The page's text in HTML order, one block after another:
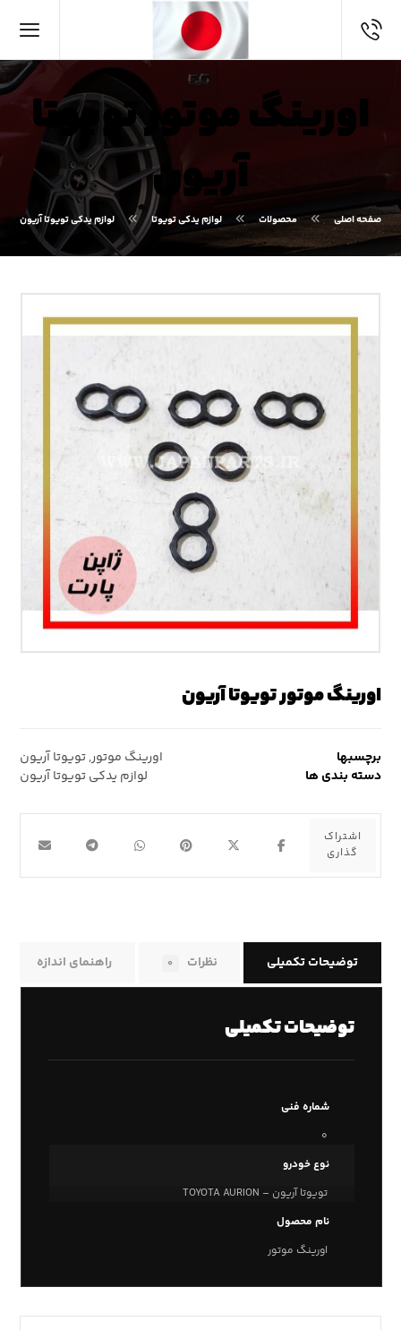
اورینگ موتور تویوتا
آریون
صفحه اصلی محصولات لوازم یدکی تویوتا لوازم یدکی تویوتا آریون
اورینگ موتور تویوتا آریون
برچسبها اورینگ موتور,تویوتا آریون
دسته بندی ها
لوازم یدکی تویوتا آریون
توضیحات تکمیلی نظرات ۰ راهنمای اندازه
توضیحات تکمیلی
شماره فنی
۰
نوع خودرو
تویوتا آریون – TOYOTA AURION
نام محصول
اورینگ موتور